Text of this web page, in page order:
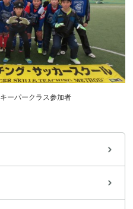
ーパークラス参加者